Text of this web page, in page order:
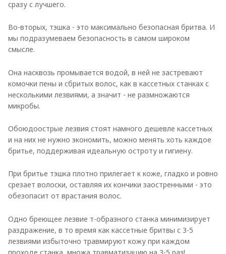
сразу с лучшего.
Во-вторых, тэшка - это максимально безопасная бритва. И
мы подразумеваем безопасность в самом широком
смысле.
Она насквозь промывается водой, в ней не застревают
комочки пены и сбритых волос, как в кассетных станках с
несколькими лезвиями, а значит - не размножаются
микробы.
Обоюдоострые лезвия стоят намного дешевле кассетных
и на них не нужно экономить, можно менять хоть каждое
бритье, поддерживая идеальную остроту и гигиену.
При бритье тэшка плотно прилегает к коже, гладко и ровно
срезает волоски, оставляя их кончики заостренными - это
обезопасит от врастания волос.
Одно бреющее лезвие т-образного станка минимизирует
раздражение, в то время как кассетные бритвы с 3-5
лезвиями избыточно травмируют кожу при каждом
проходе станка, множа травматизацию на 3-5 раз!